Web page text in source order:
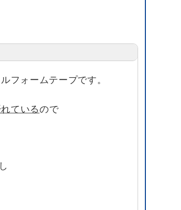
フォームテープです。
ているので